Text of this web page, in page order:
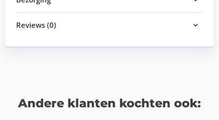
Reviews (0)
Andere klanten kochten ook: